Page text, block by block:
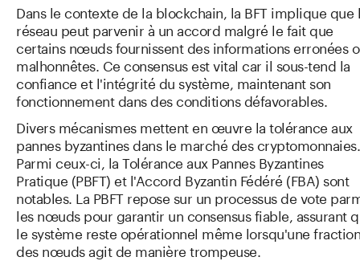
Dans le contexte de la blockchain, la BFT implique que
réseau peut parvenir à un accord malgré le fait que
certains nœuds fournissent des informations erronées
malhonnêtes. Ce consensus est vital car il sous-tend la
confiance et l'intégrité du système, maintenant son
fonctionnement dans des conditions défavorables.
Divers mécanismes mettent en œuvre la tolérance aux
pannes byzantines dans le marché des cryptomonnaies.
Parmi ceux-ci, la Tolérance aux Pannes Byzantines
Pratique (PBFT) et l'Accord Byzantin Fédéré (FBA) sont
notables. La PBFT repose sur un processus de vote
les nœuds pour garantir un consensus fiable, assurant
le système reste opérationnel même lorsqu'une fraction
des nœuds agit de manière trompeuse.